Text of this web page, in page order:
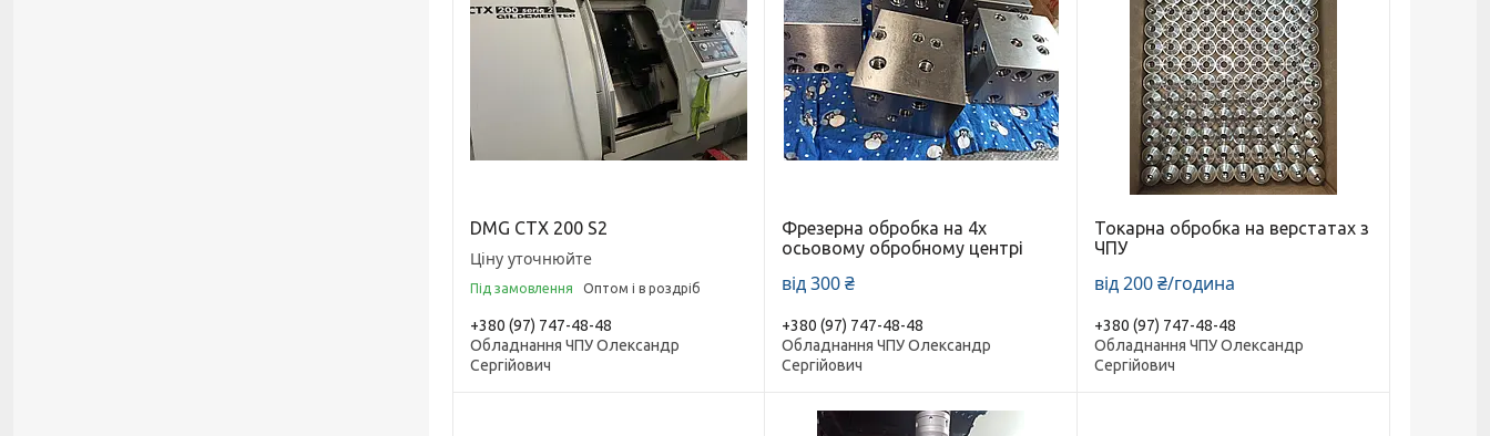
DMG СТХ 200 S2
Ціну уточнюйте
Під замовлення Оптом і в роздріб
+380 (97) 747-48-48
Обладнання ЧПУ Олександр
Сергійович
Фрезерна обробка на 4х
осьовому обробному центрі
від 300 ₴
+380 (97) 747-48-48
Обладнання ЧПУ Олександр
Сергійович
Токарна обробка на верстатах з
ЧПУ
від 200 ₴/година
+380 (97) 747-48-48
Обладнання ЧПУ Олександр
Сергійович